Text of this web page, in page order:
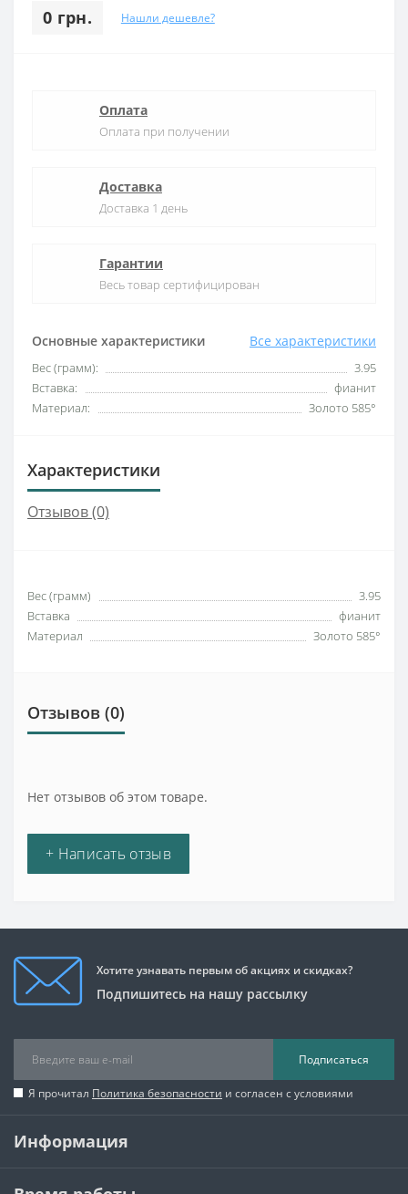
0 грн. Нашли дешевле?
Основные характеристики Все характеристики
Вес (грамм):
3.95
Вставка:
фианит
Материал:
Золото 585°
Оплата
Оплата при получении
Доставка
Доставка 1 день
Гарантии
Весь товар сертифицирован
Характеристики
Отзывов (0)
Вес (грамм)
3.95
Вставка
фианит
Материал
Золото 585°
Отзывов (0)
Нет отзывов об этом товаре.
+ Написать отзыв
Хотите узнавать первым об акциях и скидках?
Подпишитесь на нашу рассылку
Подписаться
Я прочитал Политика безопасности и согласен с условиями
Информация